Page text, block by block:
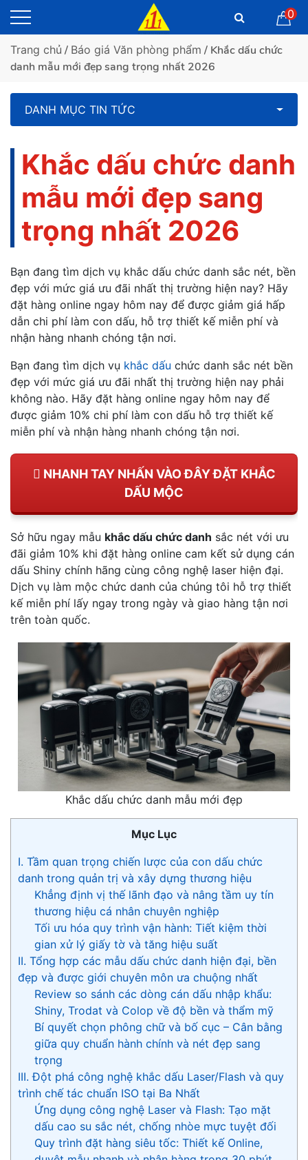
0
Trang chủ / Báo giá Văn phòng phẩm / Khắc dấu chức
danh mẫu mới đẹp sang trọng nhất 2026
DANH MỤC TIN TỨC
Khắc dấu chức danh
mẫu mới đẹp sang
trọng nhất 2026
Bạn đang tìm dịch vụ khắc dấu chức danh sắc nét, bền
đẹp với mức giá ưu đãi nhất thị trường hiện nay? Hãy
đặt hàng online ngay hôm nay để được giảm giá hấp
dẫn chi phí làm con dấu, hỗ trợ thiết kế miễn phí và
nhận hàng nhanh chóng tận nơi.
Bạn đang tìm dịch vụ khắc dấu chức danh sắc nét bền
đẹp với mức giá ưu đãi nhất thị trường hiện nay phải
không nào. Hãy đặt hàng online ngay hôm nay để
được giảm 10% chi phí làm con dấu hỗ trợ thiết kế
miễn phí và nhận hàng nhanh chóng tận nơi.
NHANH TAY NHẤN VÀO ĐÂY ĐẶT KHẮC
DẤU MỘC
Sở hữu ngay mẫu khắc dấu chức danh sắc nét với ưu
đãi giảm 10% khi đặt hàng online cam kết sử dụng cán
dấu Shiny chính hãng cùng công nghệ laser hiện đại.
Dịch vụ làm mộc chức danh của chúng tôi hỗ trợ thiết
kế miễn phí lấy ngay trong ngày và giao hàng tận nơi
trên toàn quốc.
Khắc dấu chức danh mẫu mới đẹp
Mục Lục
I. Tầm quan trọng chiến lược của con dấu chức
danh trong quản trị và xây dựng thương hiệu
Khẳng định vị thế lãnh đạo và nâng tầm uy tín
thương hiệu cá nhân chuyên nghiệp
Tối ưu hóa quy trình vận hành: Tiết kiệm thời
gian xử lý giấy tờ và tăng hiệu suất
II. Tổng hợp các mẫu dấu chức danh hiện đại, bền
đẹp và được giới chuyên môn ưa chuộng nhất
Review so sánh các dòng cán dấu nhập khẩu:
Shiny, Trodat và Colop về độ bền và thẩm mỹ
Bí quyết chọn phông chữ và bố cục – Cân bằng
giữa quy chuẩn hành chính và nét đẹp sang
trọng
III. Đột phá công nghệ khắc dấu Laser/Flash và quy
trình chế tác chuẩn ISO tại Ba Nhất
Ứng dụng công nghệ Laser và Flash: Tạo mặt
dấu cao su sắc nét, chống nhòe mực tuyệt đối
Quy trình đặt hàng siêu tốc: Thiết kế Online,